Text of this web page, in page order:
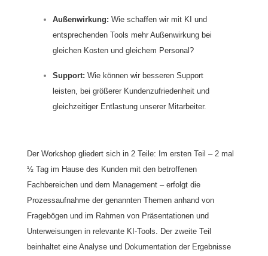
Außenwirkung: Wie schaffen wir mit KI und
entsprechenden Tools mehr Außenwirkung bei
gleichen Kosten und gleichem Personal?
Support: Wie können wir besseren Support
leisten, bei größerer Kundenzufriedenheit und
gleichzeitiger Entlastung unserer Mitarbeiter.
Der Workshop gliedert sich in 2 Teile: Im ersten Teil – 2 mal
½ Tag im Hause des Kunden mit den betroffenen
Fachbereichen und dem Management – erfolgt die
Prozessaufnahme der genannten Themen anhand von
Fragebögen und im Rahmen von Präsentationen und
Unterweisungen in relevante KI-Tools. Der zweite Teil
beinhaltet eine Analyse und Dokumentation der Ergebnisse